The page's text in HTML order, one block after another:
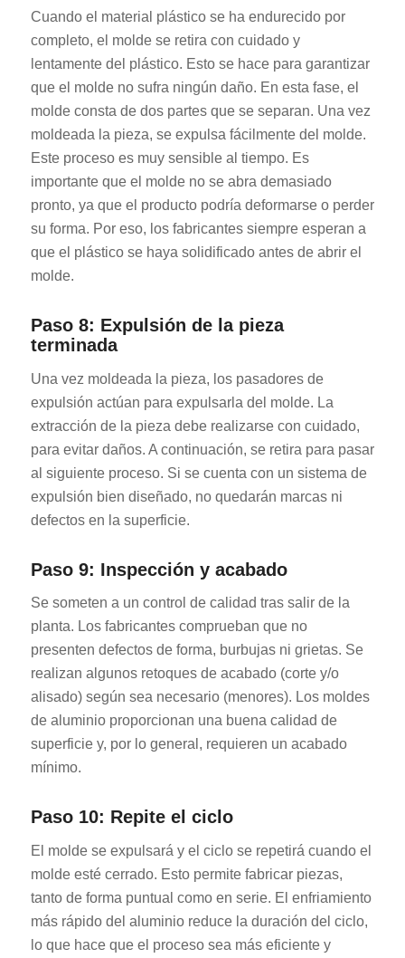
Cuando el material plástico se ha endurecido por
completo, el molde se retira con cuidado y
lentamente del plástico. Esto se hace para garantizar
que el molde no sufra ningún daño. En esta fase, el
molde consta de dos partes que se separan. Una vez
moldeada la pieza, se expulsa fácilmente del molde.
Este proceso es muy sensible al tiempo. Es
importante que el molde no se abra demasiado
pronto, ya que el producto podría deformarse o perder
su forma. Por eso, los fabricantes siempre esperan a
que el plástico se haya solidificado antes de abrir el
molde.
Paso 8: Expulsión de la pieza
terminada
Una vez moldeada la pieza, los pasadores de
expulsión actúan para expulsarla del molde. La
extracción de la pieza debe realizarse con cuidado,
para evitar daños. A continuación, se retira para pasar
al siguiente proceso. Si se cuenta con un sistema de
expulsión bien diseñado, no quedarán marcas ni
defectos en la superficie.
Paso 9: Inspección y acabado
Se someten a un control de calidad tras salir de la
planta. Los fabricantes comprueban que no
presenten defectos de forma, burbujas ni grietas. Se
realizan algunos retoques de acabado (corte y/o
alisado) según sea necesario (menores). Los moldes
de aluminio proporcionan una buena calidad de
superficie y, por lo general, requieren un acabado
mínimo.
Paso 10: Repite el ciclo
El molde se expulsará y el ciclo se repetirá cuando el
molde esté cerrado. Esto permite fabricar piezas,
tanto de forma puntual como en serie. El enfriamiento
más rápido del aluminio reduce la duración del ciclo,
lo que hace que el proceso sea más eficiente y